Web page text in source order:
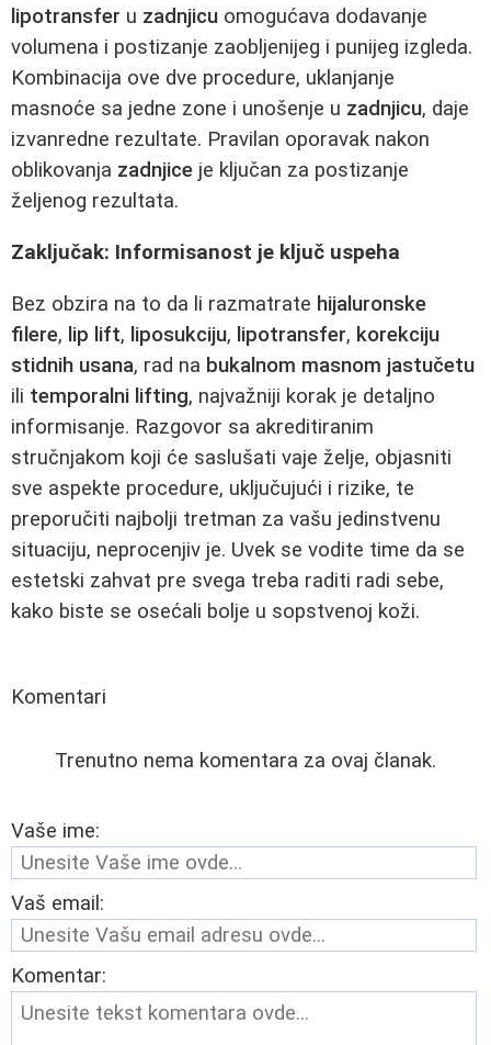
lipotransfer u zadnjicu omogućava dodavanje
volumena i postizanje zaobljenijeg i punijeg izgleda.
Kombinacija ove dve procedure, uklanjanje
masnoće sa jedne zone i unošenje u zadnjicu, daje
izvanredne rezultate. Pravilan oporavak nakon
oblikovanja zadnjice je ključan za postizanje
željenog rezultata.
Zaključak: Informisanost je ključ uspeha
Bez obzira na to da li razmatrate hijaluronske
filere, lip lift, liposukciju, lipotransfer, korekciju
stidnih usana, rad na bukalnom masnom jastučetu
ili temporalni lifting, najvažniji korak je detaljno
informisanje. Razgovor sa akreditiranim
stručnjakom koji će saslušati vaje želje, objasniti
sve aspekte procedure, uključujući i rizike, te
preporučiti najbolji tretman za vašu jedinstvenu
situaciju, neprocenjiv je. Uvek se vodite time da se
estetski zahvat pre svega treba raditi radi sebe,
kako biste se osećali bolje u sopstvenoj koži.
Komentari
Trenutno nema komentara za ovaj članak.
Vaše ime:
Vaš email:
Komentar: